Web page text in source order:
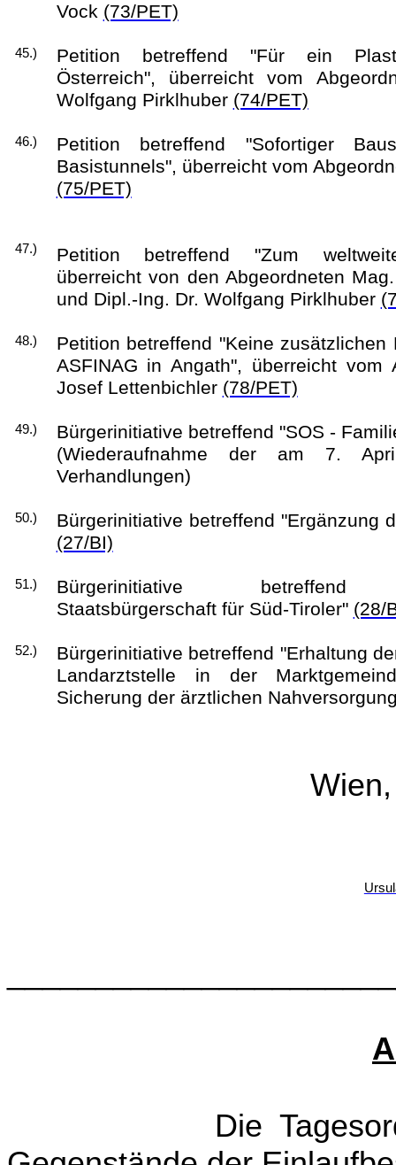
Vock (73/PET)
45.)
Petition betreffend "Für ein
Österreich", überreicht vom
Wolfgang Pirklhuber (74/PET)
46.)
Petition betreffend "Sofortiger
Basistunnels", überreicht vom
(75/PET)
47.)
Petition betreffend "Zum
überreicht von den Abgeordneten
und Dipl.-Ing. Dr. Wolfgang Pirklhuber
48.)
Petition betreffend "Keine zusätzlichen
ASFINAG in Angath", überreicht vom
Josef Lettenbichler (78/PET)
49.)
Bürgerinitiative betreffend "SOS -
(Wiederaufnahme der am 7.
Verhandlungen)
50.)
Bürgerinitiative betreffend "Ergänzung
(27/BI)
51.)
Bürgerinitiative betreffend
Staatsbürgerschaft für Süd-Tiroler" (28/
52.)
Bürgerinitiative betreffend "Erhaltung
Landarztstelle in der
Sicherung der ärztlichen
Die